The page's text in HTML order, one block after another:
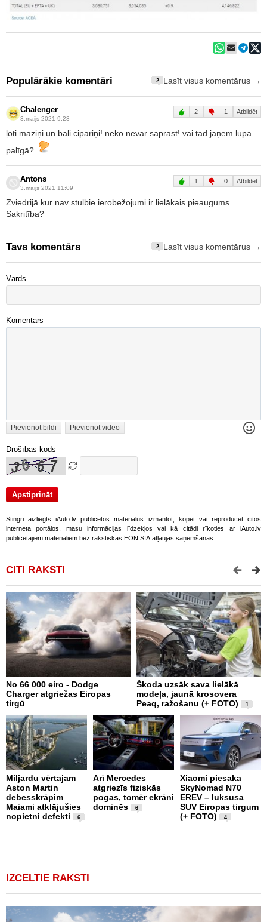
Populārākie komentāri 2 Lasīt visus komentārus →
Chalenger
3.maijs 2021 9:23
2 1 Atbildēt
ļoti maziņi un bāli cipariņi! neko nevar saprast! vai tad jāņem lupa
palīgā?
Antons
3.maijs 2021 11:09
1 0 Atbildēt
Zviedrijā kur nav stulbie ierobežojumi ir lielākais pieaugums.
Sakritība?
Tavs komentārs 2 Lasīt visus komentārus →
Vārds
Komentārs
Pievienot bildi Pievienot video
Drošības kods
Stingri aizliegts iAuto.lv publicētos materiālus izmantot, kopēt vai reproducēt citos
interneta portālos, masu informācijas līdzekļos vai kā citādi rīkoties ar iAuto.lv
publicētajiem materiāliem bez rakstiskas EON SIA atļaujas saņemšanas.
CITI RAKSTI
No 66 000 eiro - Dodge
Charger atgriežas Eiropas
tirgū
Škoda uzsāk sava lielākā
modeļa, jaunā krosovera
Peaq, ražošanu (+ FOTO)
1
Miljardu vērtajam
Aston Martin
debesskrāpim
Maiami atklājušies
nopietni defekti
6
Arī Mercedes
atgriezīs fiziskās
pogas, tomēr ekrāni
dominēs
6
Xiaomi piesaka
SkyNomad N70
EREV – luksusa
SUV Eiropas tirgum
(+ FOTO)
4
IZCELTIE RAKSTI